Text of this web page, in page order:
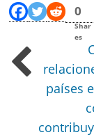
0
Shar
es
países